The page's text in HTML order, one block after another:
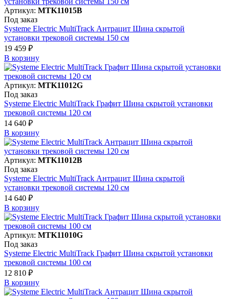
Артикул: MTK11015B
Под заказ
Systeme Electric MultiTrack Антрацит Шина скрытой
установки трековой системы 150 см
19 459 ₽
В корзинy
Артикул: MTK11012G
Под заказ
Systeme Electric MultiTrack Графит Шина скрытой установки
трековой системы 120 см
14 640 ₽
В корзинy
Артикул: MTK11012B
Под заказ
Systeme Electric MultiTrack Антрацит Шина скрытой
установки трековой системы 120 см
14 640 ₽
В корзинy
Артикул: MTK11010G
Под заказ
Systeme Electric MultiTrack Графит Шина скрытой установки
трековой системы 100 см
12 810 ₽
В корзинy